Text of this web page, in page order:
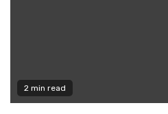
2 min read